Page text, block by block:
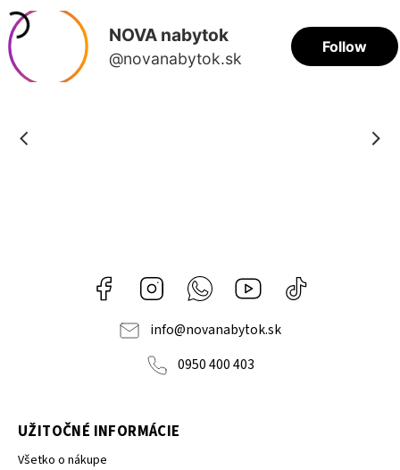
Facebook Instagram Whatsapp Youtube
nábytok
info@novanabytok.sk
0950 400 403
UŽITOČNÉ INFORMÁCIE
Všetko o nákupe